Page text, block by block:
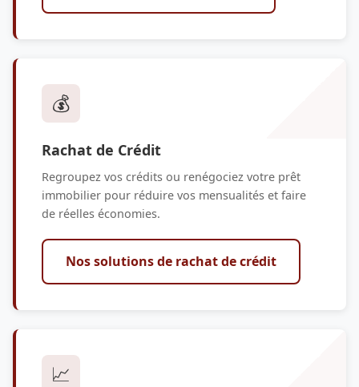
💰
Rachat de Crédit
Regroupez vos crédits ou renégociez votre prêt
immobilier pour réduire vos mensualités et faire
de réelles économies.
Nos solutions de rachat de crédit
📈